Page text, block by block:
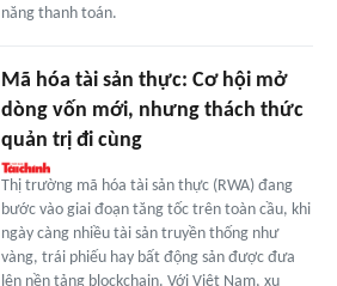
năng thanh toán.
Mã hóa tài sản thực: Cơ hội mở
dòng vốn mới, nhưng thách thức
quản trị đi cùng
Thị trường mã hóa tài sản thực (RWA) đang
bước vào giai đoạn tăng tốc trên toàn cầu, khi
ngày càng nhiều tài sản truyền thống như
vàng, trái phiếu hay bất động sản được đưa
lên nền tảng blockchain. Với Việt Nam, xu